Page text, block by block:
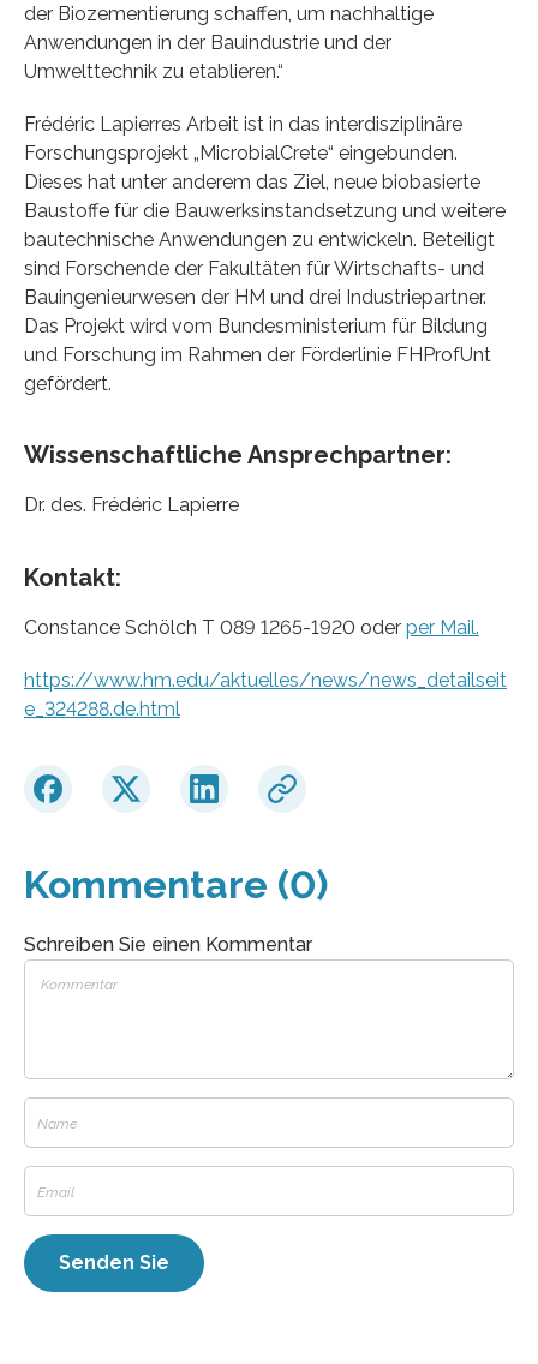
der Biozementierung schaffen, um nachhaltige
Anwendungen in der Bauindustrie und der
Umwelttechnik zu etablieren.“
Frédéric Lapierres Arbeit ist in das interdisziplinäre
Forschungsprojekt „MicrobialCrete“ eingebunden.
Dieses hat unter anderem das Ziel, neue biobasierte
Baustoffe für die Bauwerksinstandsetzung und weitere
bautechnische Anwendungen zu entwickeln. Beteiligt
sind Forschende der Fakultäten für Wirtschafts- und
Bauingenieurwesen der HM und drei Industriepartner.
Das Projekt wird vom Bundesministerium für Bildung
und Forschung im Rahmen der Förderlinie FHProfUnt
gefördert.
Wissenschaftliche Ansprechpartner:
Dr. des. Frédéric Lapierre
Kontakt:
Constance Schölch T 089 1265-1920 oder per Mail.
https://www.hm.edu/aktuelles/news/news_detailseit
e_324288.de.html
Kommentare (0)
Schreiben Sie einen Kommentar